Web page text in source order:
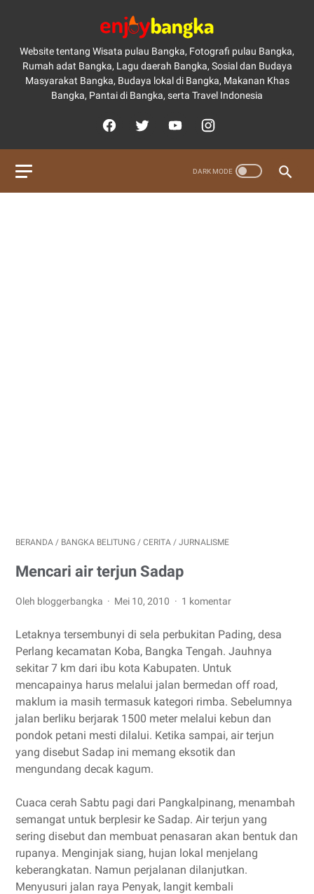
Website tentang Wisata pulau Bangka, Fotografi pulau Bangka,
Rumah adat Bangka, Lagu daerah Bangka, Sosial dan Budaya
Masyarakat Bangka, Budaya lokal di Bangka, Makanan Khas
Bangka, Pantai di Bangka, serta Travel Indonesia
BERANDA / BANGKA BELITUNG / CERITA / JURNALISME
Mencari air terjun Sadap
Oleh bloggerbangka Mei 10, 2010 1 komentar
Letaknya tersembunyi di sela perbukitan Pading, desa
Perlang kecamatan Koba, Bangka Tengah. Jauhnya
sekitar 7 km dari ibu kota Kabupaten. Untuk
mencapainya harus melalui jalan bermedan off road,
maklum ia masih termasuk kategori rimba. Sebelumnya
jalan berliku berjarak 1500 meter melalui kebun dan
pondok petani mesti dilalui. Ketika sampai, air terjun
yang disebut Sadap ini memang eksotik dan
mengundang decak kagum.
Cuaca cerah Sabtu pagi dari Pangkalpinang, menambah
semangat untuk berplesir ke Sadap. Air terjun yang
sering disebut dan membuat penasaran akan bentuk dan
rupanya. Menginjak siang, hujan lokal menjelang
keberangkatan. Namun perjalanan dilanjutkan.
Menyusuri jalan raya Penyak, langit kembali